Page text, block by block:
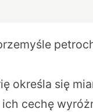
określa się
ich cechę